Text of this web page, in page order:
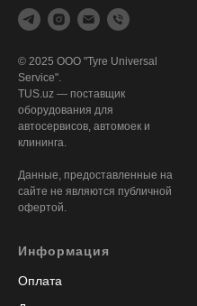
© 2025 ООО "Tyre Universal
Service".
TUS.uz — поставщик
оборудования для
автосервисов, автомоек и
клининга.
Данные, предоставленные на
сайте не являются публичной
офертой.
Информация
Оплата